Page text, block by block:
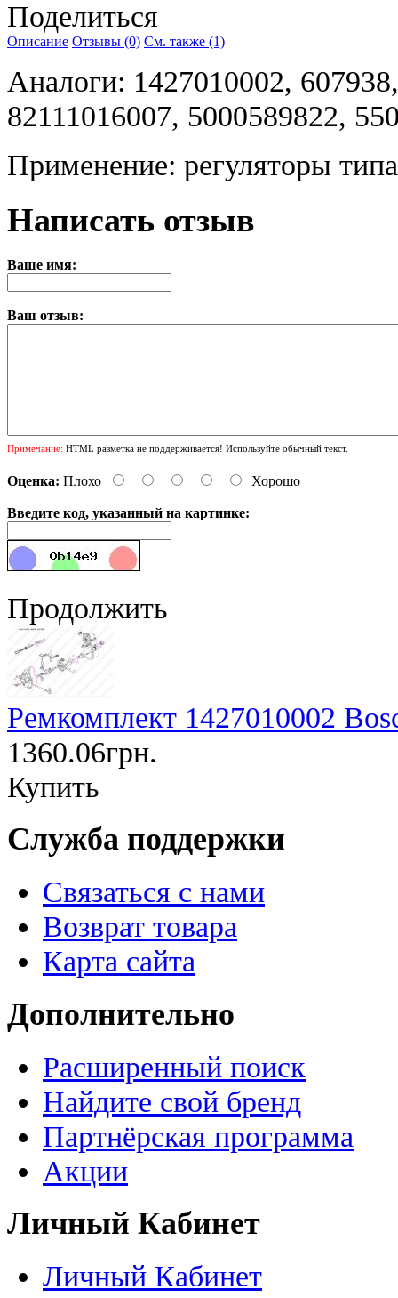
Поделиться
Описание Отзывы (0) См. также (1)
Аналоги: 1427010002,
82111016007, 5000589822,
Применение: регуляторы
Написать отзыв
Ваше имя:
Ваш отзыв:
Примечание: HTML разметка не поддерживается! Используйте обычный текст.
Оценка: Плохо Хорошо
Введите код, указанный на картинке:
Продолжить
Ремкомплект 1427010002
1360.06грн.
Купить
Служба поддержки
Связаться с нами
Возврат товара
Карта сайта
Дополнительно
Расширенный поиск
Найдите свой бренд
Партнёрская программа
Акции
Личный Кабинет
Личный Кабинет